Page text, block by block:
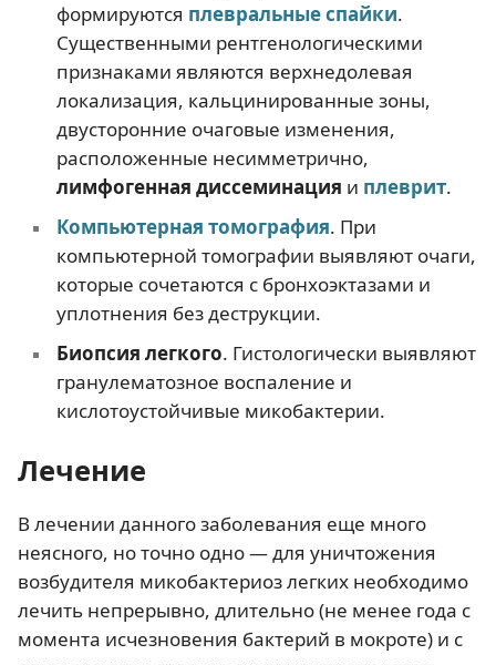
формируются плевральные спайки.
Существенными рентгенологическими
признаками являются верхнедолевая
локализация, кальцинированные зоны,
двусторонние очаговые изменения,
расположенные несимметрично,
лимфогенная диссеминация и плеврит.
Компьютерная томография. При
компьютерной томографии выявляют очаги,
которые сочетаются с бронхоэктазами и
уплотнения без деструкции.
Биопсия легкого. Гистологически выявляют
гранулематозное воспаление и
кислотоустойчивые микобактерии.
Лечение
В лечении данного заболевания еще много
неясного, но точно одно — для уничтожения
возбудителя микобактериоз легких необходимо
лечить непрерывно, длительно (не менее года с
момента исчезновения бактерий в мокроте) и с